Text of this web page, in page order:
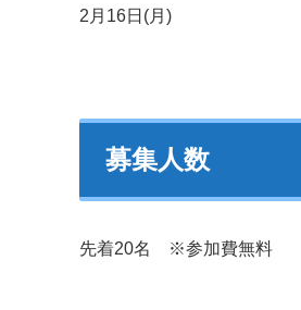
2月16日(月)
募集人数
先着20名 ※参加費無料